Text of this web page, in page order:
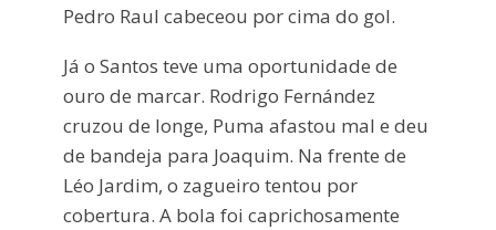
Pedro Raul cabeceou por cima do gol.
Já o Santos teve uma oportunidade de
ouro de marcar. Rodrigo Fernández
cruzou de longe, Puma afastou mal e deu
de bandeja para Joaquim. Na frente de
Léo Jardim, o zagueiro tentou por
cobertura. A bola foi caprichosamente